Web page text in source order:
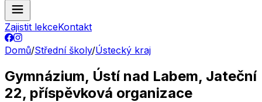
Zajistit lekceKontakt
Domů/Střední školy/Ústecký kraj
Gymnázium, Ústí nad Labem, Jateční
22, příspěvková organizace